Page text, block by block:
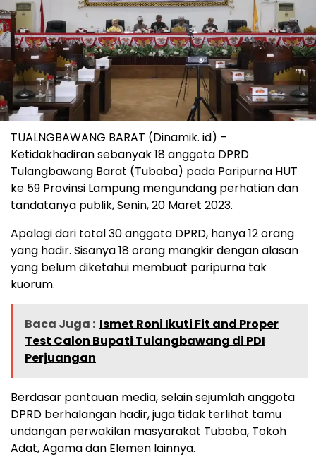
TUALNGBAWANG BARAT (Dinamik. id) –
Ketidakhadiran sebanyak 18 anggota DPRD
Tulangbawang Barat (Tubaba) pada Paripurna HUT
ke 59 Provinsi Lampung mengundang perhatian dan
tandatanya publik, Senin, 20 Maret 2023.
Apalagi dari total 30 anggota DPRD, hanya 12 orang
yang hadir. Sisanya 18 orang mangkir dengan alasan
yang belum diketahui membuat paripurna tak
kuorum.
Baca Juga : Ismet Roni Ikuti Fit and Proper
Test Calon Bupati Tulangbawang di PDI
Perjuangan
Berdasar pantauan media, selain sejumlah anggota
DPRD berhalangan hadir, juga tidak terlihat tamu
undangan perwakilan masyarakat Tubaba, Tokoh
Adat, Agama dan Elemen lainnya.